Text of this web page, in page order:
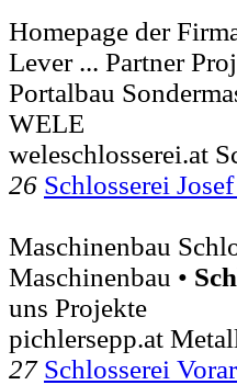
Homepage der
Lever ... Partner
Portalbau
WELE
weleschlosserei.at
26 Schlosserei
Maschinenbau
Maschinenbau •
uns Pro­jekte
pichlersepp.at
27 Schlosserei